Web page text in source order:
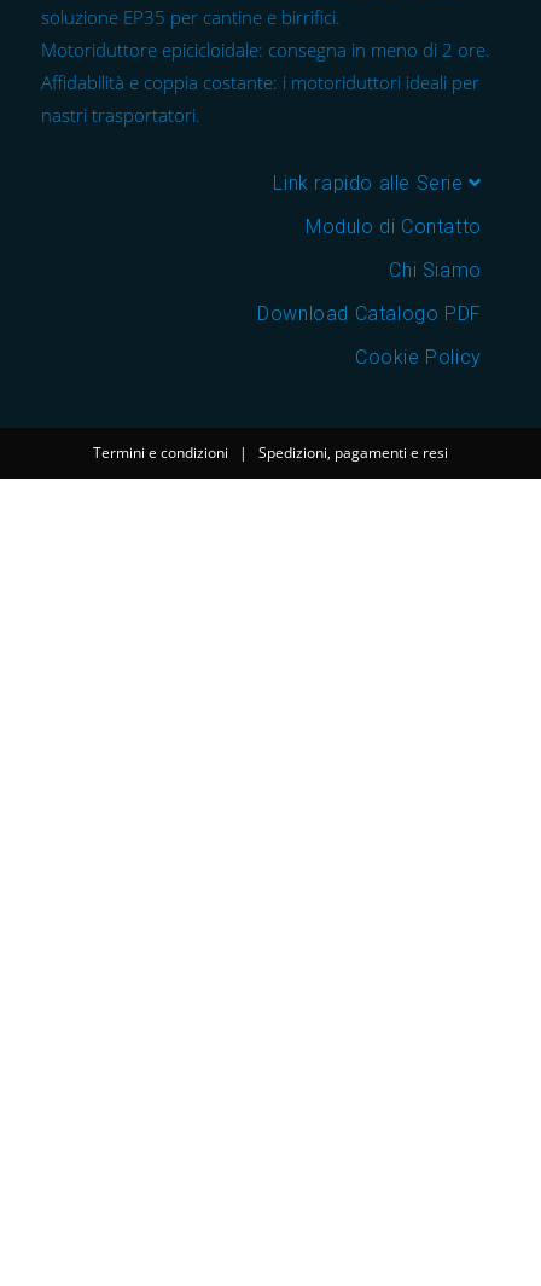
soluzione EP35 per cantine e birrifici.
Motoriduttore epicicloidale: consegna in meno di 2 ore.
Affidabilità e coppia costante: i motoriduttori ideali per
nastri trasportatori.
Link rapido alle Serie
Modulo di Contatto
Chi Siamo
Download Catalogo PDF
Cookie Policy
Termini e condizioni | Spedizioni, pagamenti e resi